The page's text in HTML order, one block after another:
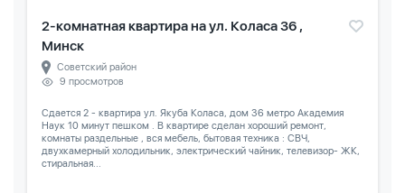
2-комнатная квартира на ул. Коласа 36 ,
Минск
Советский район
9 просмотров
Сдается 2 - квартира ул. Якуба Коласа, дом 36 метро Академия
Наук 10 минут пешком . В квартире сделан хороший ремонт,
комнаты раздельные , вся мебель, бытовая техника : СВЧ,
двухкамерный холодильник, электрический чайник, телевизор- ЖК,
стиральная...